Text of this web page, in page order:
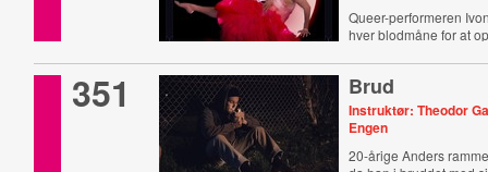
Queer-performeren
hver blodmåne for at
351 Brud
Instruktør: Theodor
Engen
20-årige Anders